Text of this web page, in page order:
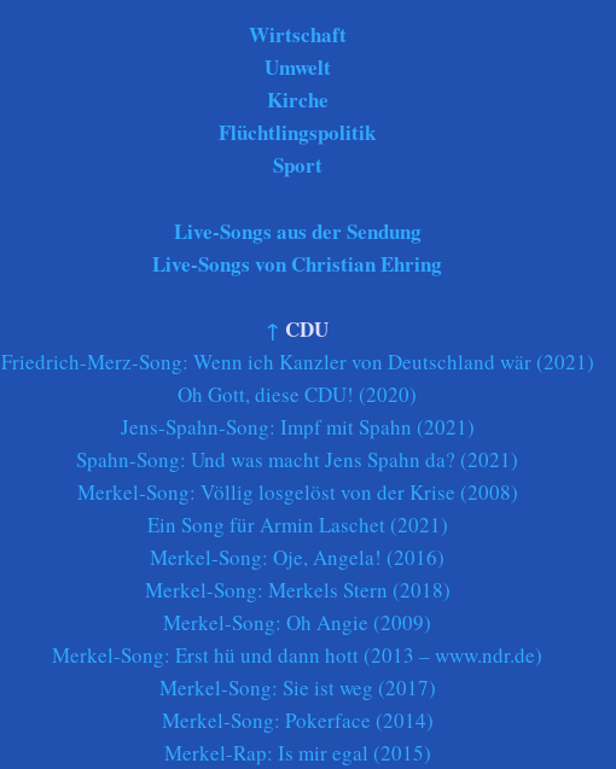
Wirtschaft
Umwelt
Kirche
Flüchtlingspolitik
Sport
Live-Songs aus der Sendung
Live-Songs von Christian Ehring
↑ CDU
Friedrich-Merz-Song: Wenn ich Kanzler von Deutschland wär (2021)
Oh Gott, diese CDU! (2020)
Jens-Spahn-Song: Impf mit Spahn (2021)
Spahn-Song: Und was macht Jens Spahn da? (2021)
Merkel-Song: Völlig losgelöst von der Krise (2008)
Ein Song für Armin Laschet (2021)
Merkel-Song: Oje, Angela! (2016)
Merkel-Song: Merkels Stern (2018)
Merkel-Song: Oh Angie (2009)
Merkel-Song: Erst hü und dann hott (2013 – www.ndr.de)
Merkel-Song: Sie ist weg (2017)
Merkel-Song: Pokerface (2014)
Merkel-Rap: Is mir egal (2015)